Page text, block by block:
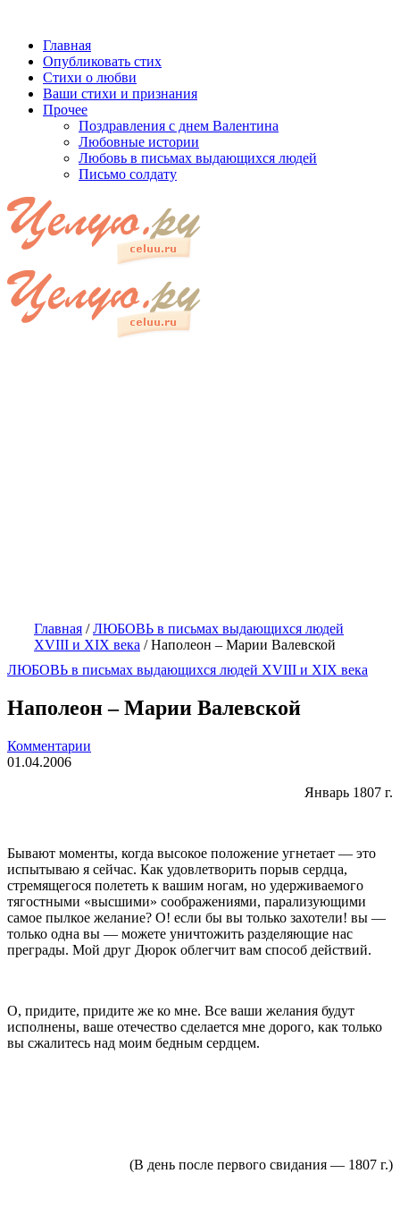
Главная
Опубликовать стих
Стихи о любви
Ваши стихи и признания
Прочее
Поздравления с днем Валентина
Любовные истории
Любовь в письмах выдающихся людей
Письмо солдату
Главная /ЛЮБОВЬ в письмах выдающихся людей
XVIII и XIX века /Наполеон – Марии Валевской
ЛЮБОВЬ в письмах выдающихся людей XVIII и XIX века
Наполеон – Марии Валевской
Комментарии
01.04.2006
Январь 1807 г.
Бывают моменты, когда высокое положение угне­тает — это
испытываю я сейчас. Как удовлетворить порыв сердца,
стремящегося полететь к вашим ногам, но удерживаемого
тягостными «высшими» соображениями, парализующими
самое пылкое желание? О! если бы вы только захотели! вы —
только одна вы — ­можете уничтожить разделяющие нас
преграды. Мой друг Дюрок облегчит вам способ действий.
О, придите, придите же ко мне. Все ваши желания будут
исполнены, ваше отечество сделается мне дорого, как только
вы сжалитесь над моим бед­ным сердцем.
(В день после первого свидания — 1807 г.)